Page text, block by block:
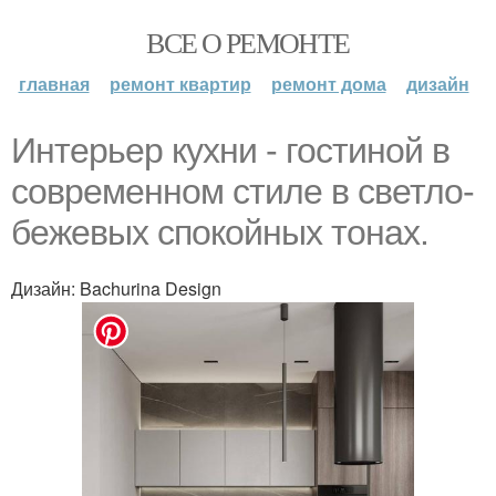
ВСЕ О РЕМОНТЕ
главная ремонт квартир ремонт дома дизайн
Интерьер кухни - гостиной в
современном стиле в светло-
бежевых спокойных тонах.
Дизайн: Bachurina Design